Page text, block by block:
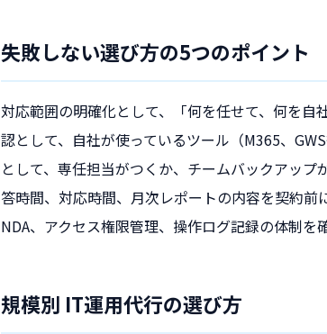
失敗しない選び方の5つのポイント
対応範囲の明確化として、「何を任せて、何を
認として、自社が使っているツール（M365、
として、専任担当がつくか、チームバックアッ
答時間、対応時間、月次レポートの内容を契約
NDA、アクセス権限管理、操作ログ記録の体制を
規模別 IT運用代行の選び方